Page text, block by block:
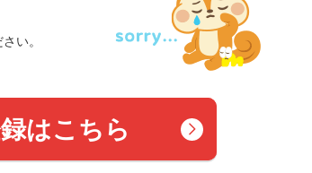
い。
はこちら